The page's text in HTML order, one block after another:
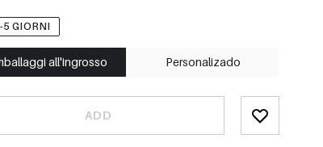
5 GIORNI
all'ingrosso Personalizado
ADD